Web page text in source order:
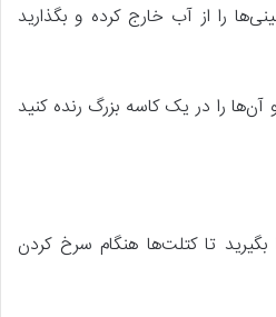
را از آب خارج کرده و بگذارید
را در یک کاسه بزرگ رنده کنید
بگیرید تا کتلت‌ها هنگام سرخ کردن